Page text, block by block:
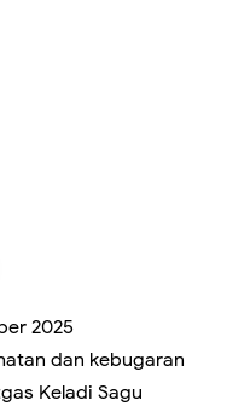
2025
dan kebugaran
Keladi Sagu